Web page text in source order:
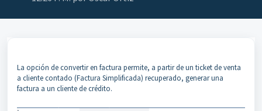
La opción de convertir en factura permite, a partir de un ticket de venta
a cliente contado (Factura Simplificada) recuperado, generar una
factura a un cliente de crédito.